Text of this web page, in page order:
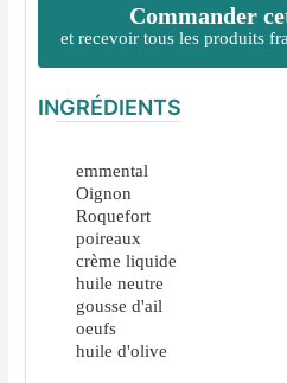
Commander
et recevoir tous les produits
INGRÉDIENTS
emmental
Oignon
Roquefort
poireaux
crème liquide
huile neutre
gousse d'ail
oeufs
huile d'olive